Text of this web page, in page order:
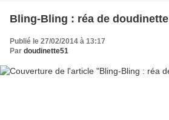
Bling-Bling : réa de doudinette
Publié le 27/02/2014 à 13:17
Par doudinette51